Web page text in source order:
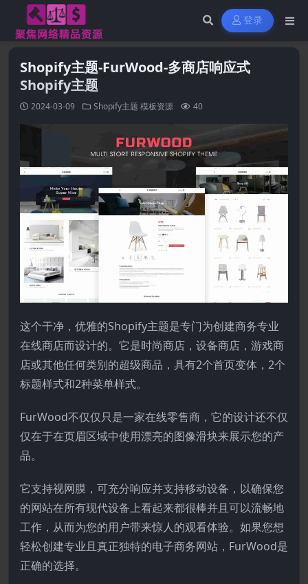
登录
Shopify主题-FurWood-多商店响应式
Shopify主题
2024-03-09 Shopify主题 模板资源 40
这个干净，优雅的Shopify主题是专门为创建商务专业
在线商店而设计的。它是时尚商店，设备商店，游戏商
店或其他任何类别的超级商品，具有2个首页变体，2个
标题样式和2种菜单样式。
FurWood不仅仅只是一家在线零售商，它的设计还不仅
仅在于在页眉区域中使用漂亮的图像滑块来展示您的产
品。
它支持视网膜，可充分响应并支持移动设备，以确保您
的网站在所有现代设备上看起来都很棒并且可以流畅地
工作，从而为您的用户带来惊人的观看体验。如果您想
轻松创建专业且真正独特的电子商务网站，FurWood是
正确的选择。